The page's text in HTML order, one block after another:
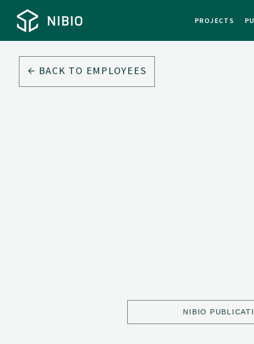
PROJECTS
BACK TO EMPLOYEES
NIBIO